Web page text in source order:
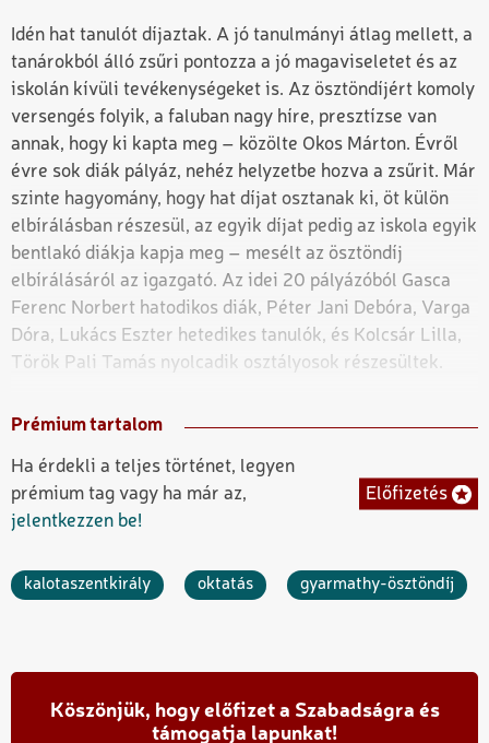
Idén hat tanulót díjaztak. A jó tanulmányi átlag mellett, a
tanárokból álló zsűri pontozza a jó magaviseletet és az
iskolán kívüli tevékenységeket is. Az ösztöndíjért komoly
versengés folyik, a faluban nagy híre, presztízse van
annak, hogy ki kapta meg – közölte Okos Márton. Évről
évre sok diák pályáz, nehéz helyzetbe hozva a zsűrit. Már
szinte hagyomány, hogy hat díjat osztanak ki, öt külön
elbírálásban részesül, az egyik díjat pedig az iskola egyik
bentlakó diákja kapja meg – mesélt az ösztöndíj
elbírálásáról az igazgató. Az idei 20 pályázóból Gasca
Ferenc Norbert hatodikos diák, Péter Jani Debóra, Varga
Dóra, Lukács Eszter hetedikes tanulók, és Kolcsár Lilla,
Török Pali Tamás nyolcadik osztályosok részesültek.
Prémium tartalom
Ha érdekli a teljes történet, legyen
prémium tag vagy ha már az,
jelentkezzen be!
Előfizetés
kalotaszentkirály oktatás gyarmathy-ösztöndíj
Köszönjük, hogy előfizet a Szabadságra és
támogatja lapunkat!